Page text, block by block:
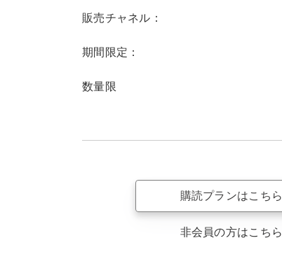
販売チャネル：
期間限定：
数量限
購読プランはこちら
非会員の方はこちら